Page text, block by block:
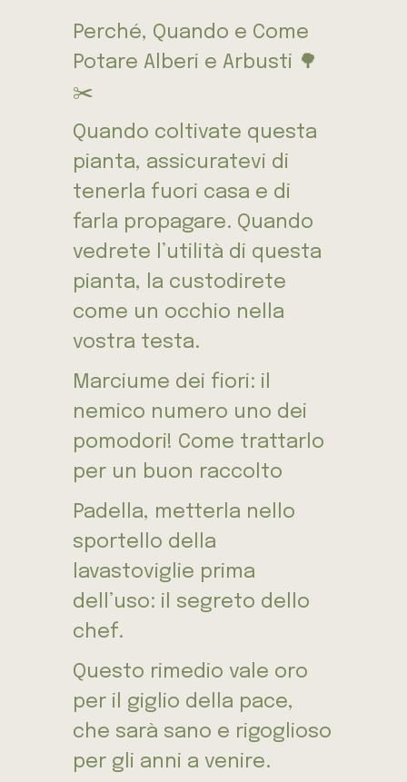
Perché, Quando e Come
Potare Alberi e Arbusti 🌳
✂️
Quando coltivate questa
pianta, assicuratevi di
tenerla fuori casa e di
farla propagare. Quando
vedrete l’utilità di questa
pianta, la custodirete
come un occhio nella
vostra testa.
Marciume dei fiori: il
nemico numero uno dei
pomodori! Come trattarlo
per un buon raccolto
Padella, metterla nello
sportello della
lavastoviglie prima
dell’uso: il segreto dello
chef.
Questo rimedio vale oro
per il giglio della pace,
che sarà sano e rigoglioso
per gli anni a venire.